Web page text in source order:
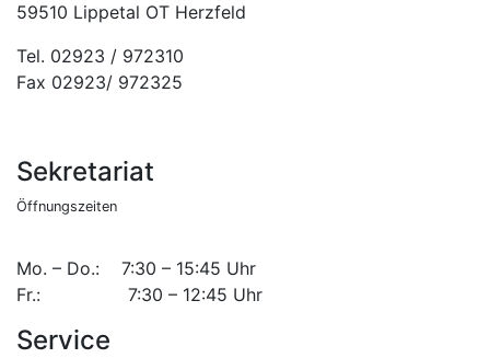
59510 Lippetal OT Herzfeld
Tel. 02923 / 972310
Fax 02923/ 972325
Sekretariat
Öffnungszeiten
Mo. – Do.: 7:30 – 15:45 Uhr
Fr.: 7:30 – 12:45 Uhr
Service